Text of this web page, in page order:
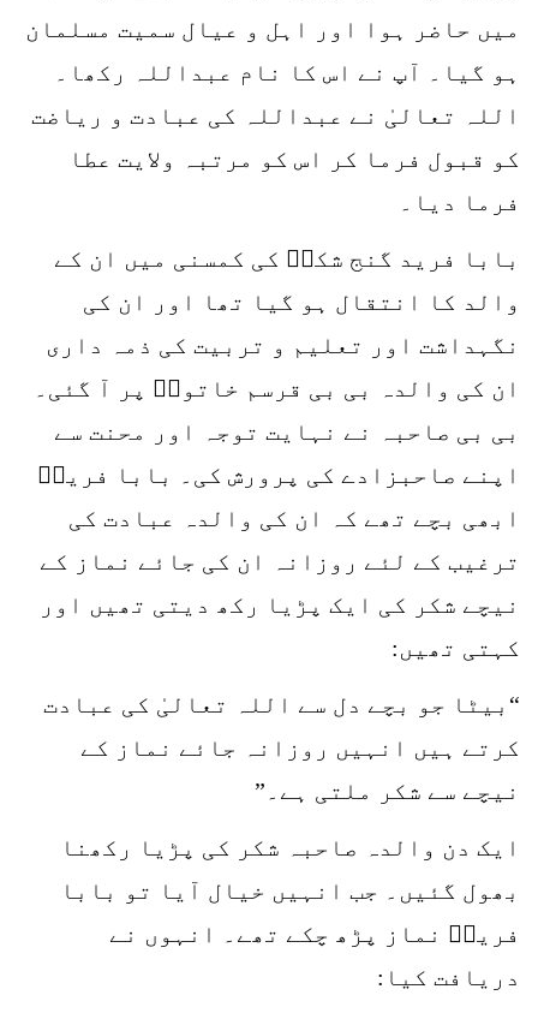
میں حاضر ہوا اور اہل و عیال سمیت مسلمان
ہو گیا۔ آپ نے اس کا نام عبداللہ رکھا۔
اللہ تعالیٰ نے عبداللہ کی عبادت و ریاضت
کو قبول فرما کر اس کو مرتبہ ولایت عطا
فرما دیا۔
بابا فرید گنج شکرؒ کی کمسنی میں ان کے
والد کا انتقال ہو گیا تھا اور ان کی
نگہداشت اور تعلیم و تربیت کی ذمہ داری
ان کی والدہ بی بی قرسم خاتونؒ پر آ گئی۔
بی بی صاحبہ نے نہایت توجہ اور محنت سے
اپنے صاحبزادے کی پرورش کی۔ بابا فریدؒ
ابھی بچے تھے کہ ان کی والدہ عبادت کی
ترغیب کے لئے روزانہ ان کی جائے نماز کے
نیچے شکر کی ایک پڑیا رکھ دیتی تھیں اور
کہتی تھیں:
“بیٹا جو بچے دل سے اللہ تعالیٰ کی عبادت
کرتے ہیں انہیں روزانہ جائے نماز کے
نیچے سے شکر ملتی ہے۔”
ایک دن والدہ صاحبہ شکر کی پڑیا رکھنا
بھول گئیں۔ جب انہیں خیال آیا تو بابا
فریدؒ نماز پڑھ چکے تھے۔ انہوں نے
دریافت کیا: